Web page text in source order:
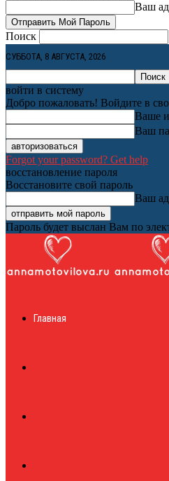
Ваш
Поиск
СУББОТА, 8 АВГУСТА, 2026
войти в систему
Добро пожаловать! Войдите в
Ваше
Ваш
Forgot your password? Get help
восстановление пароля
Восстановите свой пароль
Ваш
Пароль будет выслан Вам по
журналГлавная